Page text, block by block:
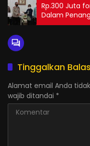
Rp.300 Juta
Dalam
Tinggalkan
Alamat email Anda
wajib ditandai *